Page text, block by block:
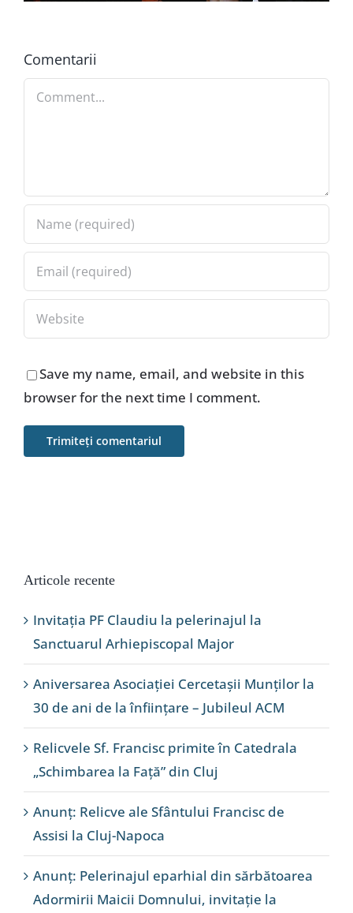
Comentarii
Comment
Save my name, email, and website in this
browser for the next time I comment.
Articole recente
Invitația PF Claudiu la pelerinajul la
Sanctuarul Arhiepiscopal Major
Aniversarea Asociației Cercetașii Munților la
30 de ani de la înființare – Jubileul ACM
Relicvele Sf. Francisc primite în Catedrala
„Schimbarea la Față” din Cluj
Anunț: Relicve ale Sfântului Francisc de
Assisi la Cluj-Napoca
Anunț: Pelerinajul eparhial din sărbătoarea
Adormirii Maicii Domnului, invitație la